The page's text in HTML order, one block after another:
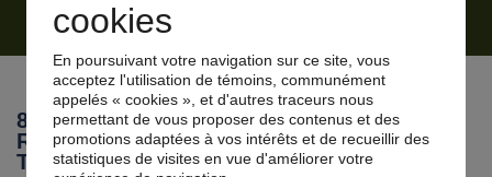
8. COMMUNICATION DES
RENSEIGNEMENTS PERSONNELS AUX
TIERS
cookies
En poursuivant votre navigation sur ce site, vous
acceptez l'utilisation de témoins, communément
appelés « cookies », et d'autres traceurs nous
permettant de vous proposer des contenus et des
promotions adaptées à vos intérêts et de recueillir des
statistiques de visites en vue d'améliorer votre